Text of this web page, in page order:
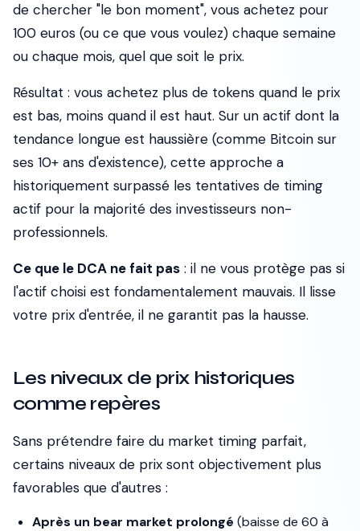
de chercher "le bon moment", vous achetez pour
100 euros (ou ce que vous voulez) chaque semaine
ou chaque mois, quel que soit le prix.
Résultat : vous achetez plus de tokens quand le prix
est bas, moins quand il est haut. Sur un actif dont la
tendance longue est haussière (comme Bitcoin sur
ses 10+ ans d'existence), cette approche a
historiquement surpassé les tentatives de timing
actif pour la majorité des investisseurs non-
professionnels.
Ce que le DCA ne fait pas : il ne vous protège pas si
l'actif choisi est fondamentalement mauvais. Il lisse
votre prix d'entrée, il ne garantit pas la hausse.
Les niveaux de prix historiques
comme repères
Sans prétendre faire du market timing parfait,
certains niveaux de prix sont objectivement plus
favorables que d'autres :
Après un bear market prolongé (baisse de 60 à